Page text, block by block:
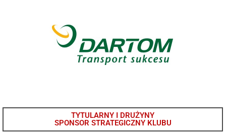
TYTULARNY I DRUŻYNY
SPONSOR STRATEGICZNY KLUBU